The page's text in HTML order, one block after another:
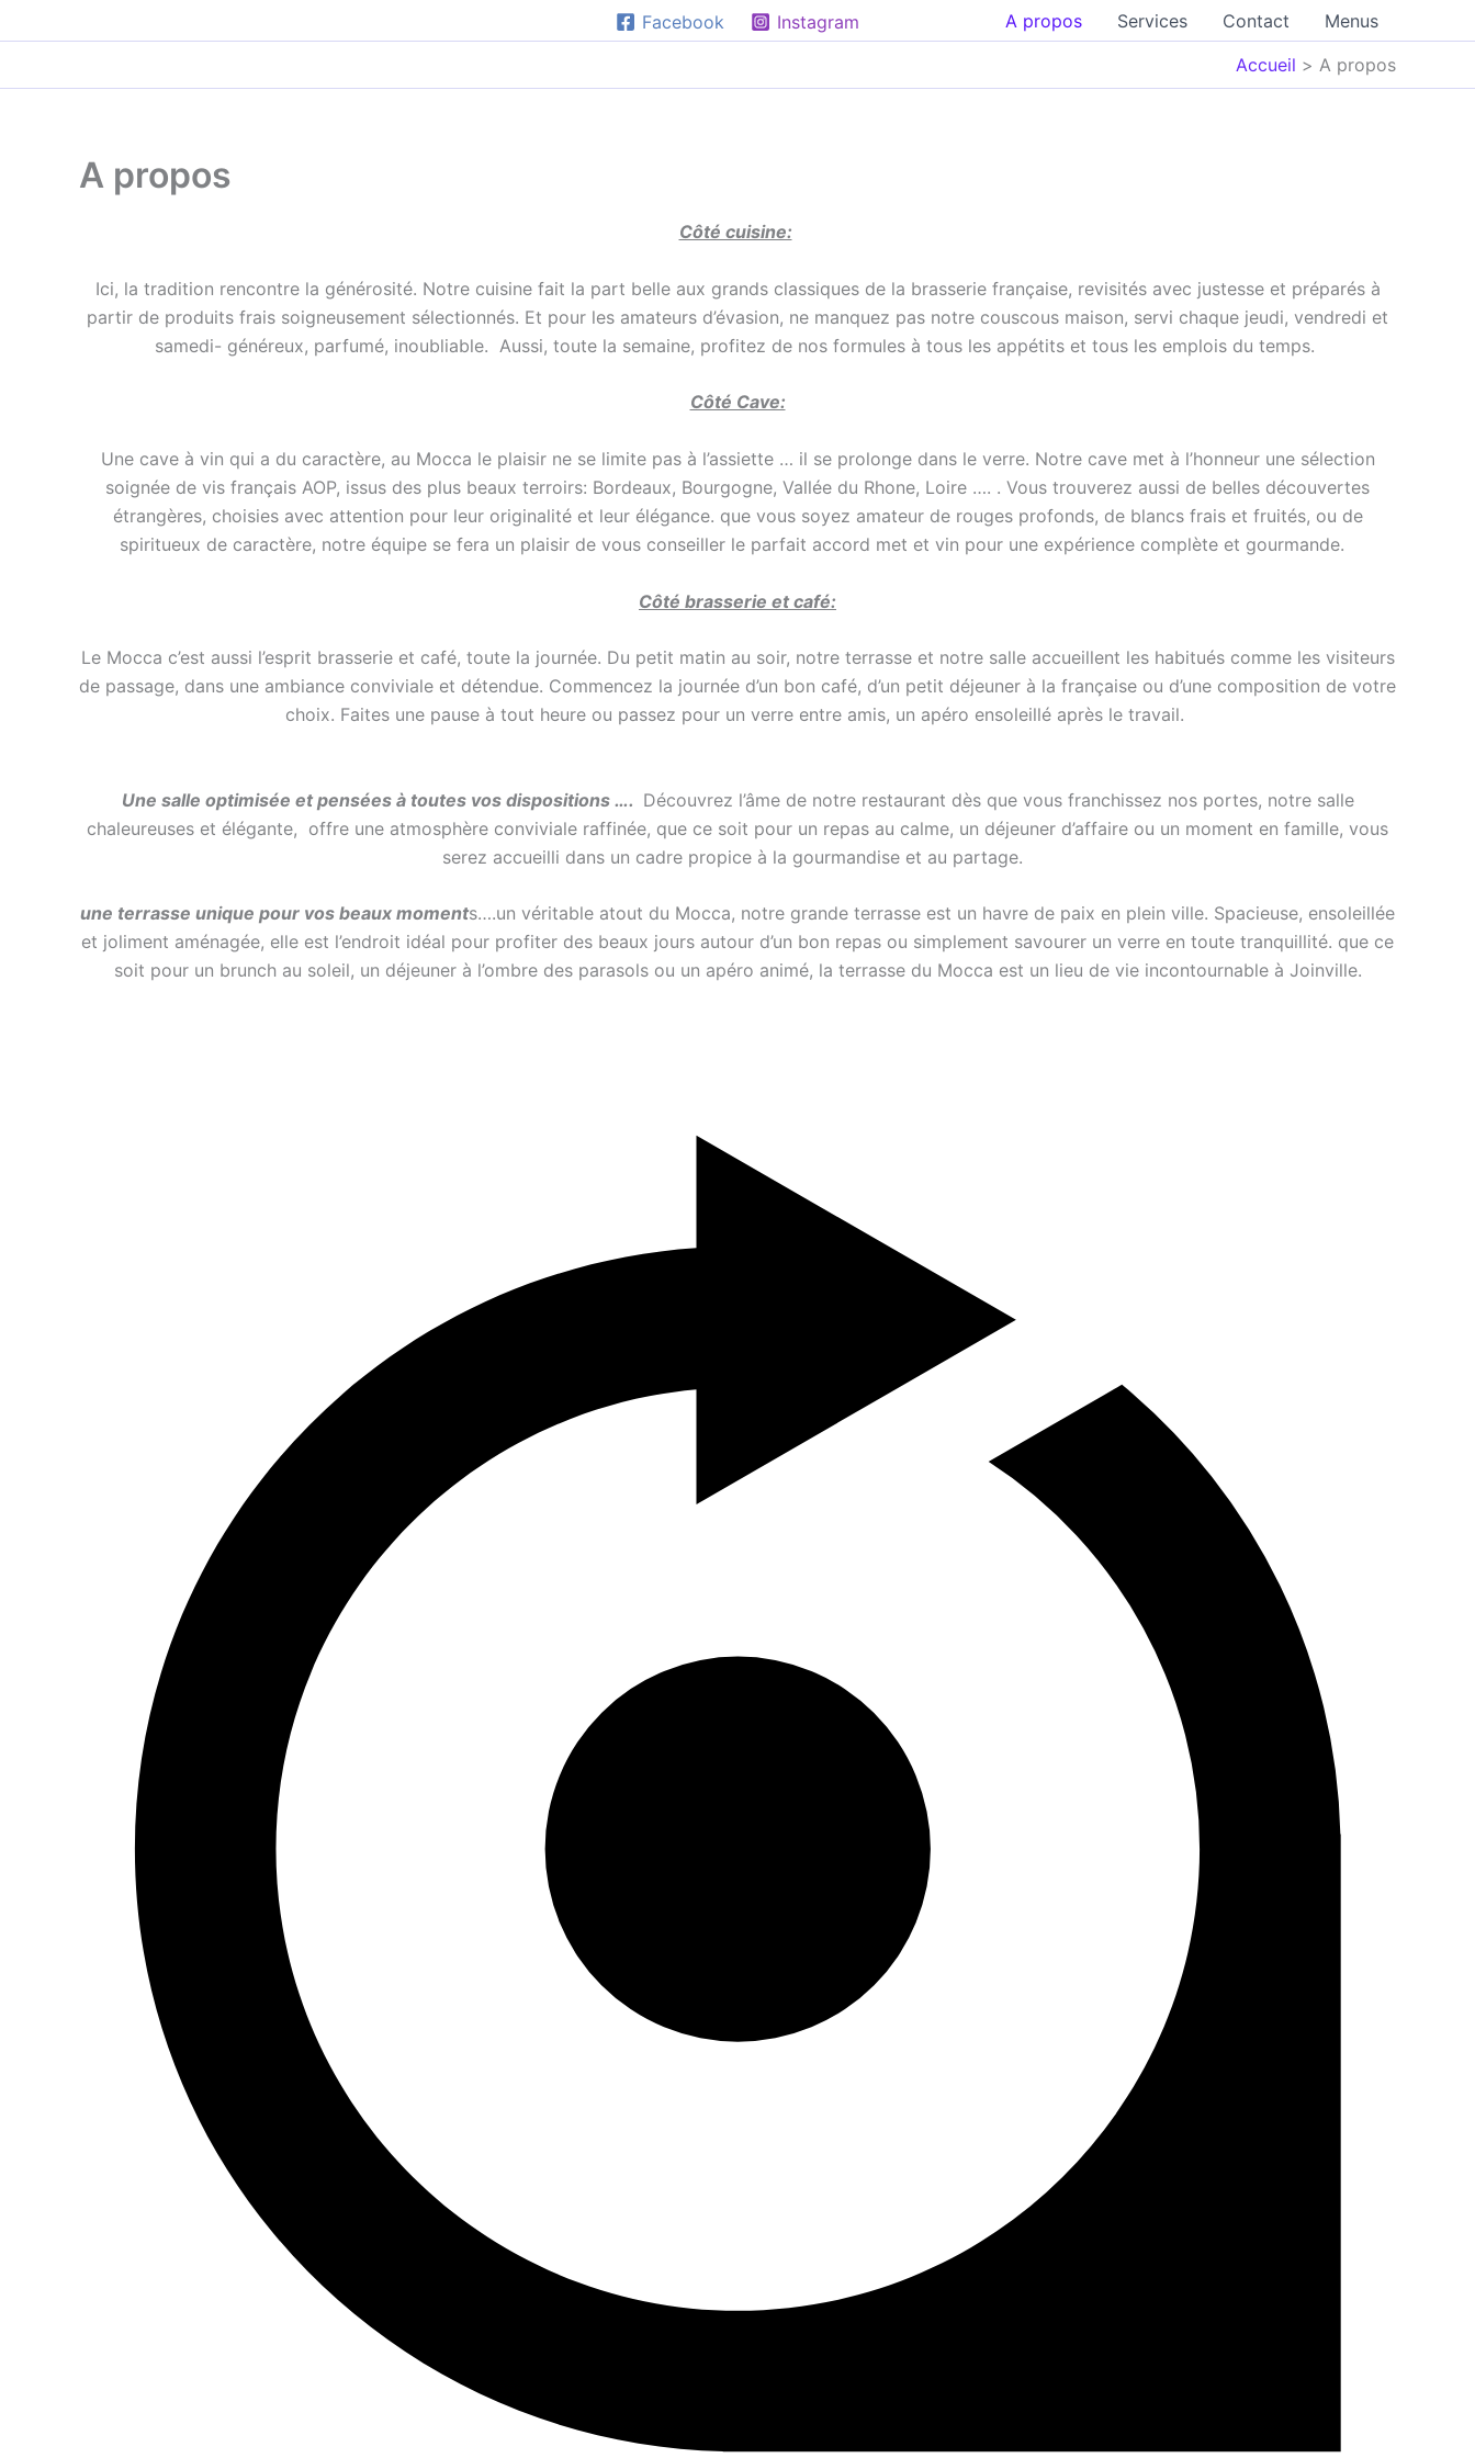
au
Facebook Instagram A propos Services Contact Menus
Accueil A propos
A propos
Côté cuisine:
Ici, la tradition rencontre la générosité. Notre cuisine fait la part belle aux grands classiques de la brasserie française, revisités avec justesse et préparés à
partir de produits frais soigneusement sélectionnés. Et pour les amateurs d’évasion, ne manquez pas notre couscous maison, servi chaque jeudi, vendredi et
samedi- généreux, parfumé, inoubliable. Aussi, toute la semaine, profitez de nos formules à tous les appétits et tous les emplois du temps.
Côté Cave:
Une cave à vin qui a du caractère, au Mocca le plaisir ne se limite pas à l’assiette … il se prolonge dans le verre. Notre cave met à l’honneur une sélection
soignée de vis français AOP, issus des plus beaux terroirs: Bordeaux, Bourgogne, Vallée du Rhone, Loire …. . Vous trouverez aussi de belles découvertes
étrangères, choisies avec attention pour leur originalité et leur élégance. que vous soyez amateur de rouges profonds, de blancs frais et fruités, ou de
spiritueux de caractère, notre équipe se fera un plaisir de vous conseiller le parfait accord met et vin pour une expérience complète et gourmande.
Côté brasserie et café:
Le Mocca c’est aussi l’esprit brasserie et café, toute la journée. Du petit matin au soir, notre terrasse et notre salle accueillent les habitués comme les visiteurs
de passage, dans une ambiance conviviale et détendue. Commencez la journée d’un bon café, d’un petit déjeuner à la française ou d’une composition de votre
choix. Faites une pause à tout heure ou passez pour un verre entre amis, un apéro ensoleillé après le travail.
Une salle optimisée et pensées à toutes vos dispositions …. Découvrez l’âme de notre restaurant dès que vous franchissez nos portes, notre salle
chaleureuses et élégante, offre une atmosphère conviviale raffinée, que ce soit pour un repas au calme, un déjeuner d’affaire ou un moment en famille, vous
serez accueilli dans un cadre propice à la gourmandise et au partage.
une terrasse unique pour vos beaux moments….un véritable atout du Mocca, notre grande terrasse est un havre de paix en plein ville. Spacieuse, ensoleillée
et joliment aménagée, elle est l’endroit idéal pour profiter des beaux jours autour d’un bon repas ou simplement savourer un verre en toute tranquillité. que ce
soit pour un brunch au soleil, un déjeuner à l’ombre des parasols ou un apéro animé, la terrasse du Mocca est un lieu de vie incontournable à Joinville.